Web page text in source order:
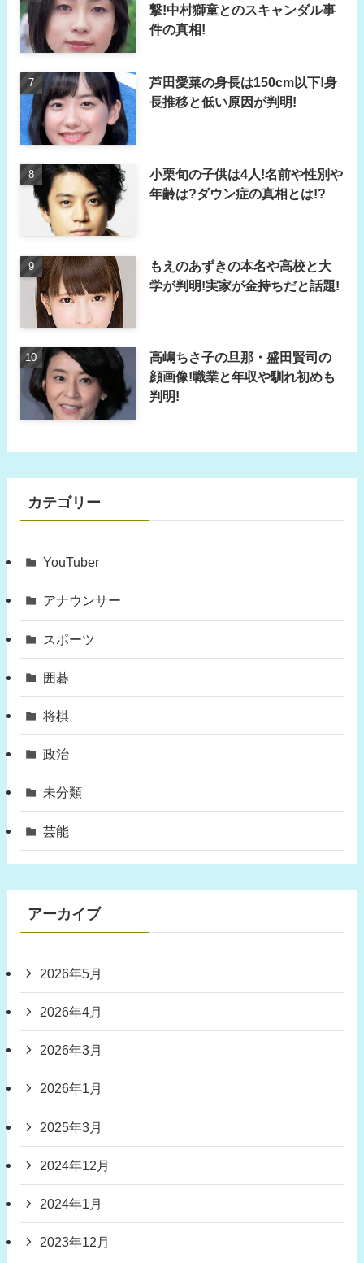
撃!中村獅童とのスキャンダル事
件の真相!
芦田愛菜の身長は150cm以下!身
長推移と低い原因が判明!
小栗旬の子供は4人!名前や性別や
年齢は?ダウン症の真相とは!?
もえのあずきの本名や高校と大
学が判明!実家が金持ちだと話題!
高嶋ちさ子の旦那・盛田賢司の
顔画像!職業と年収や馴れ初めも
判明!
カテゴリー
YouTuber
アナウンサー
スポーツ
囲碁
将棋
政治
未分類
芸能
アーカイブ
2026年5月
2026年4月
2026年3月
2026年1月
2025年3月
2024年12月
2024年1月
2023年12月